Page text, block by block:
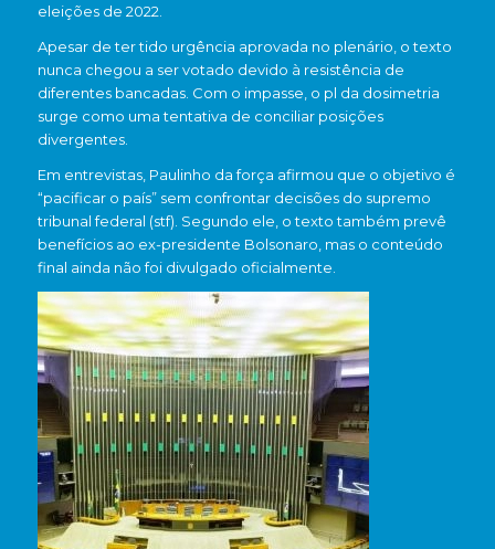
eleições de 2022.
Apesar de ter tido urgência aprovada no plenário, o texto
nunca chegou a ser votado devido à resistência de
diferentes bancadas. Com o impasse, o pl da dosimetria
surge como uma tentativa de conciliar posições
divergentes.
Em entrevistas, Paulinho da força afirmou que o objetivo é
“pacificar o país” sem confrontar decisões do supremo
tribunal federal (stf). Segundo ele, o texto também prevê
benefícios ao ex-presidente Bolsonaro, mas o conteúdo
final ainda não foi divulgado oficialmente.